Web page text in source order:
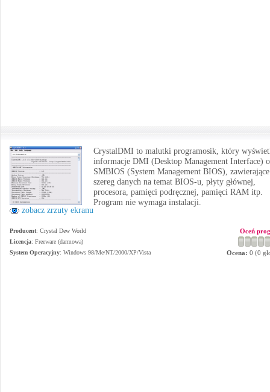
zobacz zrzuty ekranu
CrystalDMI to malutki programosik, który
informacje DMI (Desktop Management Interface)
SMBIOS (System Management BIOS), zawierające
szereg danych na temat BIOS-u, płyty głównej,
procesora, pamięci podręcznej, pamięci RAM itp.
Program nie wymaga instalacji.
Producent: Crystal Dew World
Licencja: Freeware (darmowa)
System Operacyjny: Windows 98/Me/NT/2000/XP/Vista
Oceń
Ocena: 0 (0